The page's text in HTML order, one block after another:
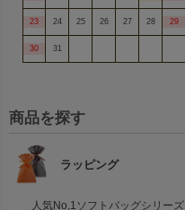
23 24 25 26 27 28 29
30 31
商品を探す
ラッピング
人気No,1ソフトバッグシリーズ